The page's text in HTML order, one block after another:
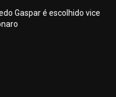
Gaspar é escolhido vice